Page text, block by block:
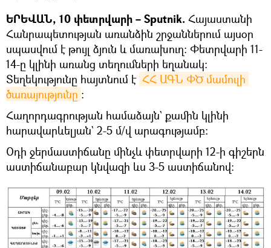
ԵՐԵՎԱՆ, 10 փետրվարի – Sputnik. Հայաստանի
Հանրապետության առանձին շրջաններում այսօր
սպասվում է թույլ ձյուն և մառախուղ։ Փետրվարի 11-
14-ը կլինի առանց տեղումների եղանակ:
Տեղեկությունը հայտնում է ՀՀ ԱԳՆ ՓԾ մամուլի
ծառայությունը ։
Հաղորդագրության համաձայն` քամին կլինի
հարավարևելյան` 2-5 մ/վ արագությամբ:
Օդի ջերմաստիճանը մինչև փետրվարի 12-ի գիշերն
աստիճանաբար կնվազի ևս 3-5 աստիճանով: